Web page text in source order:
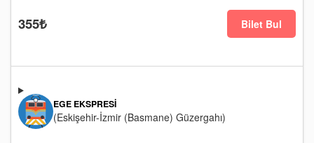
355₺ Bilet Bul
EGE EKSPRESI
(Eskişehir-İzmir (Basmane) Güzergahı)